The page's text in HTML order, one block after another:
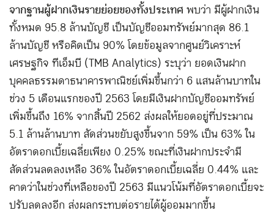
จากฐานผู้ฝากเงินรายย่อยของทั้งประเทศพบว่า มีผู้ฝากเงิน
ทั้งหมด 95.8 ล้านบัญชี เป็นบัญชีออมทรัพย์มากสุด 86.1
ล้านบัญชี หรือคิดเป็น 90% โดยข้อมูลจากศูนย์วิเคราะห์
เศรษฐกิจ ทีเอ็มบี (TMB Analytics) ระบุว่า ยอดเงินฝาก
บุคคลธรรมดาธนาคารพาณิชย์เพิ่มขึ้นกว่า 6 แสนล้านบาทใน
ช่วง 5 เดือนแรกของปี 2563 โดยมีเงินฝากบัญชีออมทรัพย์
เพิ่มขึ้นถึง 16% จากสิ้นปี 2562 ส่งผลให้ยอดอยู่ที่ประมาณ
5.1 ล้านล้านบาท สัดส่วนขยับสูงขึ้นจาก 59% เป็น 63% ใน
อัตราดอกเบี้ยเฉลี่ยเพียง 0.25% ขณะที่เงินฝากประจำมี
สัดส่วนลดลงเหลือ 36% ในอัตราดอกเบี้ยเฉลี่ย 0.44% และ
คาดว่าในช่วงที่เหลือของปี 2563 มีแนวโน้มที่อัตราดอกเบี้ยจะ
ปรับลดลงอีก ส่งผลกระทบต่อรายได้ผู้ออมมากขึ้น